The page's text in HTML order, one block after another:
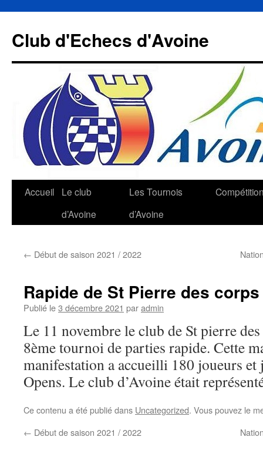
contenu
Club d'Echecs d'Avoine
Accueil
Le club
d’Avoine
Les Tournois
d’Avoine
← Début de saison 2021 / 2022
Rapide de St Pierre des corps
Publié le3 décembre 2021 paradmin
Le 11 novembre le club de St pierre
8ème tournoi de parties rapide. Cette
manifestation a accueilli 180 joueurs et
Opens. Le club d’Avoine était
Ce contenu a été publié dans Uncategorized. Vous pouvez le
← Début de saison 2021 / 2022